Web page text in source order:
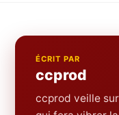
ÉCRIT PAR
ccprod
ccprod veille